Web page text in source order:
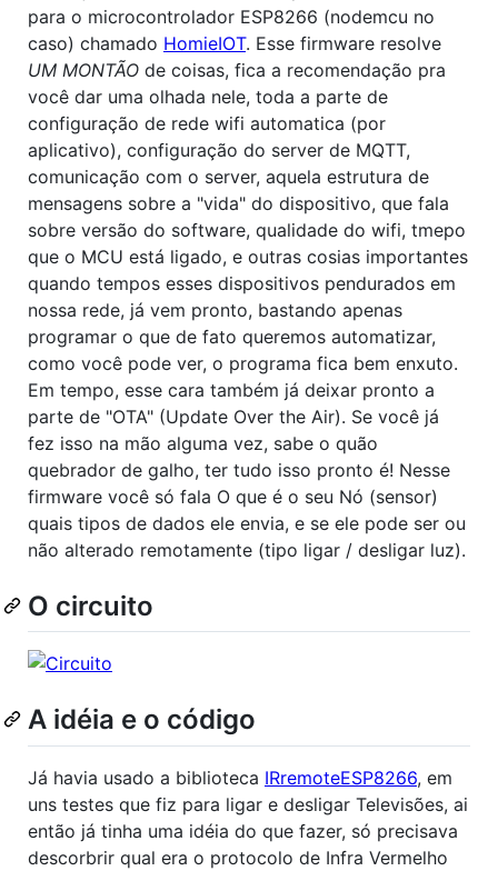
para o microcontrolador ESP8266 (nodemcu no
caso) chamado HomieIOT. Esse firmware resolve
UM MONTÃO de coisas, fica a recomendação pra
você dar uma olhada nele, toda a parte de
configuração de rede wifi automatica (por
aplicativo), configuração do server de MQTT,
comunicação com o server, aquela estrutura de
mensagens sobre a "vida" do dispositivo, que fala
sobre versão do software, qualidade do wifi, tmepo
que o MCU está ligado, e outras cosias importantes
quando tempos esses dispositivos pendurados em
nossa rede, já vem pronto, bastando apenas
programar o que de fato queremos automatizar,
como você pode ver, o programa fica bem enxuto.
Em tempo, esse cara também já deixar pronto a
parte de "OTA" (Update Over the Air). Se você já
fez isso na mão alguma vez, sabe o quão
quebrador de galho, ter tudo isso pronto é! Nesse
firmware você só fala O que é o seu Nó (sensor)
quais tipos de dados ele envia, e se ele pode ser ou
não alterado remotamente (tipo ligar / desligar luz).
O circuito
A idéia e o código
Já havia usado a biblioteca IRremoteESP8266, em
uns testes que fiz para ligar e desligar Televisões, ai
então já tinha uma idéia do que fazer, só precisava
descorbrir qual era o protocolo de Infra Vermelho